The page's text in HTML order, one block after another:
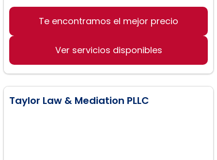
Legales de divorcio
Mediación en divorcios
Manutención de hijos
Adopciones
Te encontramos el mejor precio
Ver servicios disponibles
Taylor Law & Mediation PLLC